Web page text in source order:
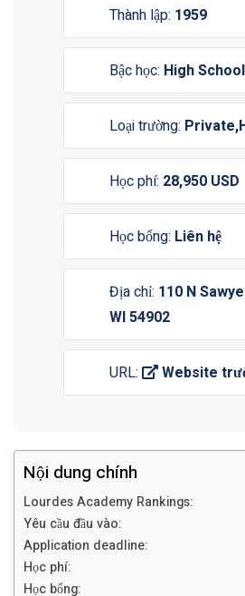
Thành lập: 1959
Bậc học: High School
Loại trường:
Học phí: 28,950 USD
Học bổng: Liên hệ
Địa chỉ: 110 N
WI 54902
URL: Website
Nội dung chính
Lourdes Academy Rankings:
Yêu cầu đầu vào:
Application deadline:
Học phí:
Học bổng: